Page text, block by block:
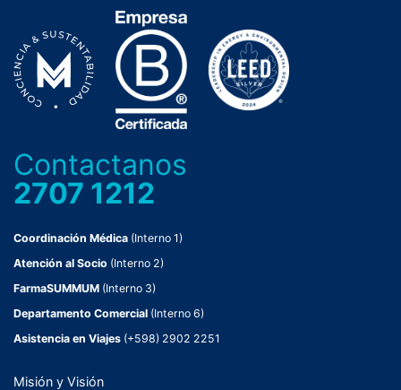
Contactanos
2707 1212
Coordinación Médica (Interno 1)
Atención al Socio (Interno 2)
FarmaSUMMUM (Interno 3)
Departamento Comercial (Interno 6)
Asistencia en Viajes (+598) 2902 2251
Misión y Visión